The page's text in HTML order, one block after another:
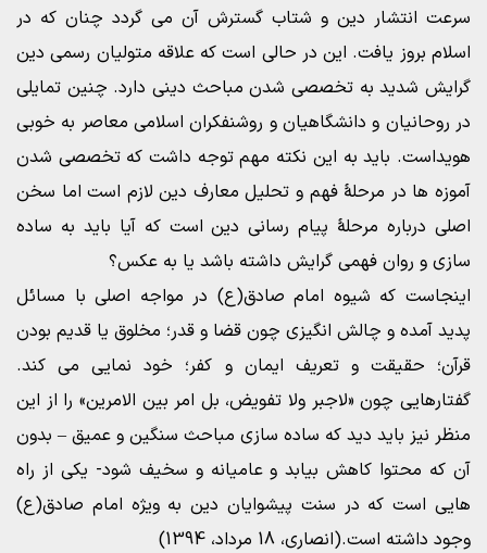
سرعت انتشار دین و شتاب گسترش آن می گردد چنان که در
اسلام بروز یافت. این در حالی است که علاقه متولیان رسمی دین
گرایش شدید به تخصصی شدن مباحث دینی دارد. چنین تمایلی
در روحانیان و دانشگاهیان و روشنفکران اسلامی معاصر به خوبی
هویداست. باید به این نکته مهم توجه داشت که تخصصی شدن
آموزه ها در مرحلۀ فهم و تحلیل معارف دین لازم است اما سخن
اصلی درباره مرحلۀ پیام رسانی دین است که آیا باید به ساده
سازی و روان فهمی گرایش داشته باشد یا به عکس؟
اینجاست که شیوه امام صادق(ع) در مواجه اصلی با مسائل
پدید آمده و چالش انگیزی چون قضا و قدر؛ مخلوق یا قدیم بودن
قرآن؛ حقیقت و تعریف ایمان و کفر؛ خود نمایی می کند.
گفتارهایی چون «لاجبر ولا تفویض، بل امر بین الامرین» را از این
منظر نیز باید دید که ساده سازی مباحث سنگین و عمیق – بدون
آن که محتوا کاهش بیابد و عامیانه و سخیف شود- یکی از راه
هایی است که در سنت پیشوایان دین به ویژه امام صادق(ع)
وجود داشته است.(انصاری، 18 مرداد، 1394)